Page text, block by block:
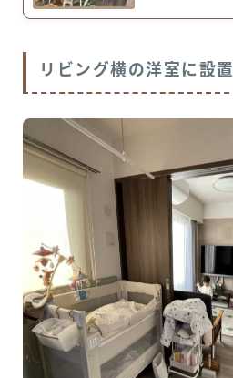
リビング横の洋室に設置